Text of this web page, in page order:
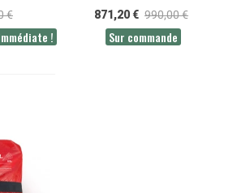
€
!
871,20 € 990,00 €
Sur commande